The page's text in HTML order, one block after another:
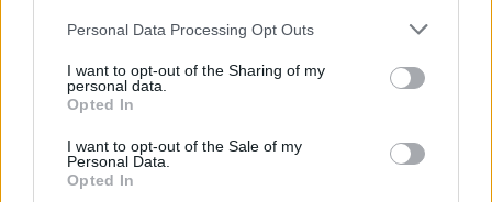
Personal Data Processing Opt Outs
I want to opt-out of the Sharing of my
personal data.
Opted In
I want to opt-out of the Sale of my
Personal Data.
Opted In
méně skládkovat, více využívat recyklaci, kompostování a
spalování s využitím energie. Jak to tedy vypadá s odpadovým
hospodářstvím v unii?
Saska
8.11.2002 09:59 | ÚSTÍ NAD LABEM (
Finanční dar ve výši pět milionů eur od vlády německé spolkové